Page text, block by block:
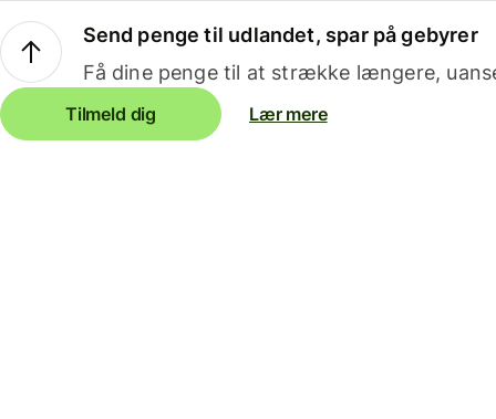
Send penge til udlandet, spar på gebyrer
Få dine penge til at strække længere,
Tilmeld dig Lær mere